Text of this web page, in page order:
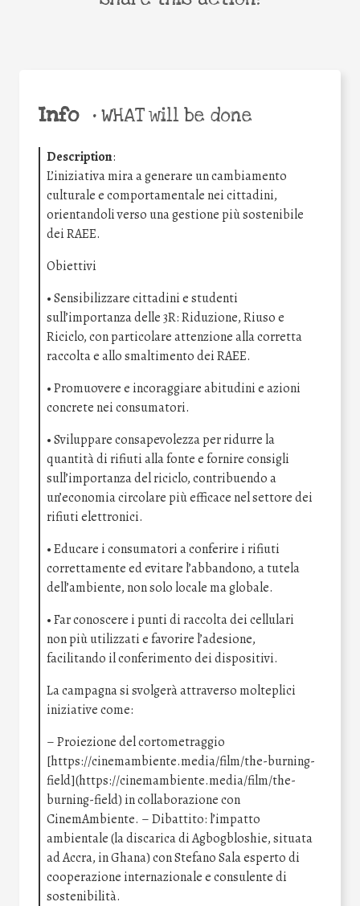
Info •WHAT will be done
Description:
L’iniziativa mira a generare un cambiamento
culturale e comportamentale nei cittadini,
orientandoli verso una gestione più sostenibile
dei RAEE.
Obiettivi
• Sensibilizzare cittadini e studenti
sull’importanza delle 3R: Riduzione, Riuso e
Riciclo, con particolare attenzione alla corretta
raccolta e allo smaltimento dei RAEE.
• Promuovere e incoraggiare abitudini e azioni
concrete nei consumatori.
• Sviluppare consapevolezza per ridurre la
quantità di rifiuti alla fonte e fornire consigli
sull’importanza del riciclo, contribuendo a
un’economia circolare più efficace nel settore dei
rifiuti elettronici.
• Educare i consumatori a conferire i rifiuti
correttamente ed evitare l’abbandono, a tutela
dell’ambiente, non solo locale ma globale.
• Far conoscere i punti di raccolta dei cellulari
non più utilizzati e favorire l’adesione,
facilitando il conferimento dei dispositivi.
La campagna si svolgerà attraverso molteplici
iniziative come:
– Proiezione del cortometraggio
[https://cinemambiente.media/film/the-burning-
field](https://cinemambiente.media/film/the-
burning-field) in collaborazione con
CinemAmbiente. – Dibattito: l’impatto
ambientale (la discarica di Agbogbloshie, situata
ad Accra, in Ghana) con Stefano Sala esperto di
cooperazione internazionale e consulente di
sostenibilità.